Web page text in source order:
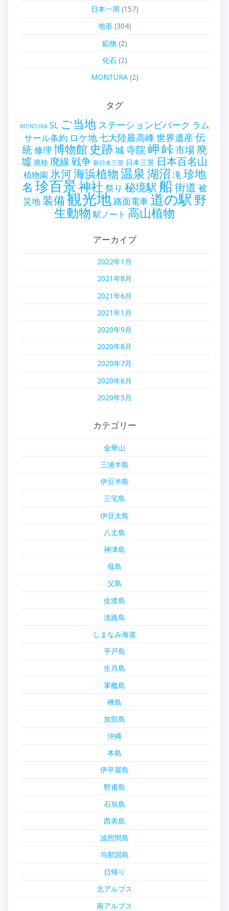
日本一周 (157)
地形(304)
鉱物 (2)
化石(2)
MONTURA(2)
タグ
MONTURA SL ご当地 ステーションビバーク ラム
サール条約 ロケ地七大陸最高峰 世界遺産 伝
統修理 博物館 史跡城寺院岬峠市場 廃
墟 廃校 廃線戦争 新日本三景 日本三景 日本百名山
植物園 氷河海浜植物温泉湖沼 滝 珍地
名 珍百景神社 祭り 秘境駅 船街道 被
災地 装備観光地 路面電車道の駅 野
生動物 駅ノート 高山植物
アーカイブ
2022年1月
2021年8月
2021年6月
2021年1月
2020年9月
2020年8月
2020年7月
2020年6月
2020年5月
カテゴリー
金華山
三浦半島
伊豆半島
三宅島
伊豆大島
八丈島
神津島
母島
父島
佐渡島
淡路島
しまなみ海道
平戸島
生月島
軍艦島
樺島
加部島
沖縄
本島
伊平屋島
野甫島
石垣島
西表島
波照間島
与那国島
日帰り
北アルプス
南アルプス